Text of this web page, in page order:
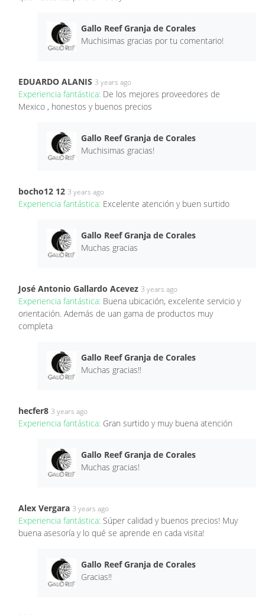
Gallo Reef Granja de Corales
Muchisimas gracias por tu comentario!
EDUARDO ALANIS 3 years ago
Experiencia fantástica: De los mejores proveedores de
Mexico , honestos y buenos precios
Gallo Reef Granja de Corales
Muchisimas gracias!
bocho12 12 3 years ago
Experiencia fantástica: Excelente atención y buen surtido
Gallo Reef Granja de Corales
Muchas gracias
José Antonio Gallardo Acevez 3 years ago
Experiencia fantástica: Buena ubicación, excelente servicio y
orientación. Además de uan gama de productos muy
completa
Gallo Reef Granja de Corales
Muchas gracias!!
hecfer8 3 years ago
Experiencia fantástica: Gran surtido y muy buena atención
Gallo Reef Granja de Corales
Muchas gracias!
Alex Vergara 3 years ago
Experiencia fantástica: Súper calidad y buenos precios! Muy
buena asesoría y lo qué se aprende en cada visita!
Gallo Reef Granja de Corales
Gracias!!